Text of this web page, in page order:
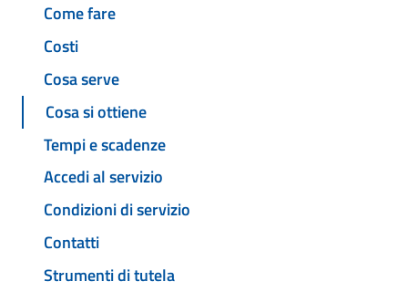
Come fare
Costi
Cosa serve
Cosa si ottiene
Tempi e scadenze
Accedi al servizio
Condizioni di servizio
Contatti
Strumenti di tutela